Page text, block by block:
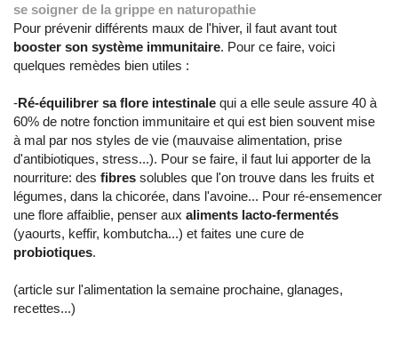
se soigner de la grippe en naturopathie
Pour prévenir différents maux de l'hiver, il faut avant tout
booster son système immunitaire. Pour ce faire, voici
quelques remèdes bien utiles :
-Ré-équilibrer sa flore intestinale qui a elle seule assure 40 à
60% de notre fonction immunitaire et qui est bien souvent mise
à mal par nos styles de vie (mauvaise alimentation, prise
d'antibiotiques, stress...). Pour se faire, il faut lui apporter de la
nourriture: des fibres solubles que l'on trouve dans les fruits et
légumes, dans la chicorée, dans l'avoine... Pour ré-ensemencer
une flore affaiblie, penser aux aliments lacto-fermentés
(yaourts, keffir, kombutcha...) et faites une cure de
probiotiques.
(article sur l'alimentation la semaine prochaine, glanages,
recettes...)